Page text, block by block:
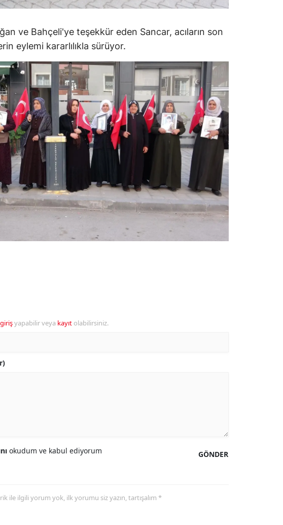
Tunceli
Şanlıurfa
Uşak
Yozgat
Zonguldak
Aksaray
Bayburt
Karaman
Kırıkkale
Batman
ve Bahçeli'ye teşekkür eden Sancar, acıların son
eylemi kararlılıkla sürüyor.
girişyapabilir veya kayıt olabilirsiniz.
GÖNDER
okudum ve kabul ediyorum
ile ilgili yorum yok, ilk yorumu siz yazın, tartışalım *